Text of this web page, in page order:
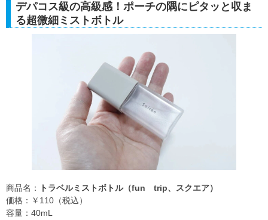
デパコス級の高級感！ポーチの隅にピタッと収ま
る超微細ミストボトル
商品名：
トラベルミストボトル（fun trip、スクエア）
価格：￥110（税込）
容量：40mL